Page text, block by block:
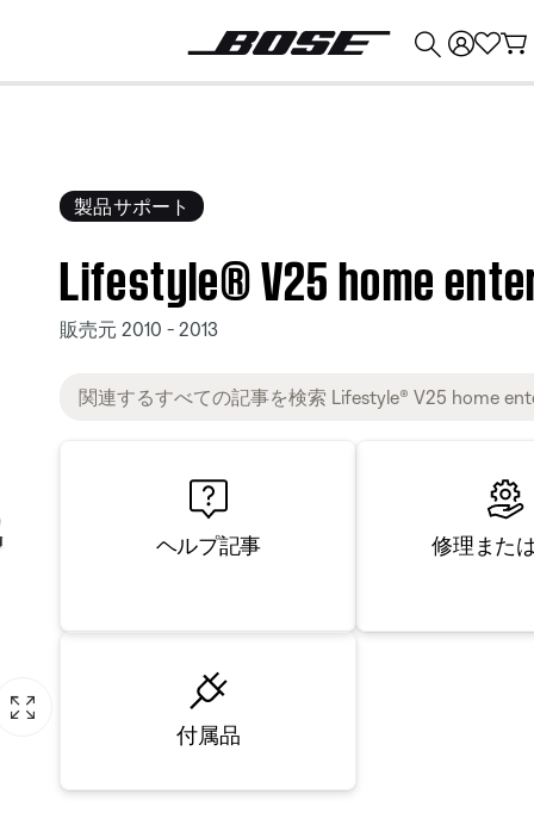
製品サポート
Lifestyle® V25 home
販売元 2010 - 2013
ヘルプ記事 修理また
付属品